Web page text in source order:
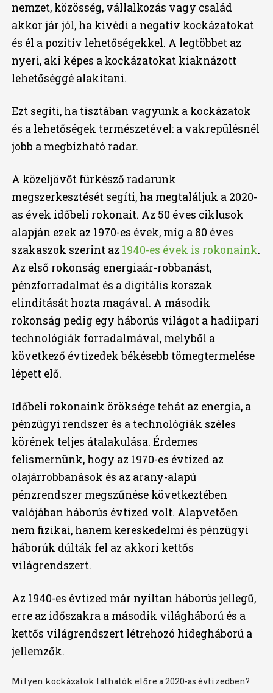
nemzet, közösség, vállalkozás vagy család
akkor jár jól, ha kivédi a negatív kockázatokat
és él a pozitív lehetőségekkel. A legtöbbet az
nyeri, aki képes a kockázatokat kiaknázott
lehetőséggé alakítani.
Ezt segíti, ha tisztában vagyunk a kockázatok
és a lehetőségek természetével: a vakrepülésnél
jobb a megbízható radar.
A közeljövőt fürkésző radarunk
megszerkesztését segíti, ha megtaláljuk a 2020-
as évek időbeli rokonait. Az 50 éves ciklusok
alapján ezek az 1970-es évek, míg a 80 éves
szakaszok szerint az 1940-es évek is rokonaink.
Az első rokonság energiaár-robbanást,
pénzforradalmat és a digitális korszak
elindítását hozta magával. A második
rokonság pedig egy háborús világot a hadiipari
technológiák forradalmával, melyből a
következő évtizedek békésebb tömegtermelése
lépett elő.
Időbeli rokonaink öröksége tehát az energia, a
pénzügyi rendszer és a technológiák széles
körének teljes átalakulása. Érdemes
felismernünk, hogy az 1970-es évtized az
olajárrobbanások és az arany-alapú
pénzrendszer megszűnése következtében
valójában háborús évtized volt. Alapvetően
nem fizikai, hanem kereskedelmi és pénzügyi
háborúk dúlták fel az akkori kettős
világrendszert.
Az 1940-es évtized már nyíltan háborús jellegű,
erre az időszakra a második világháború és a
kettős világrendszert létrehozó hidegháború a
jellemzők.
Milyen kockázatok láthatók előre a 2020-as évtizedben?